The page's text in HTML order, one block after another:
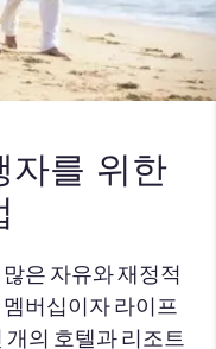
자를 위한
은 자유와 재정적
버십이자 라이프
의 호텔과 리조트